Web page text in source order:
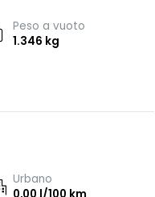
Peso a vuoto
1.346 kg
Urbano